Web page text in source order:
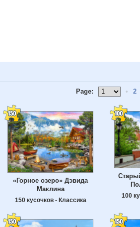
Page: • 2
«Горное озеро» Дэвида
Маклина
150 кусочков - Классика
100